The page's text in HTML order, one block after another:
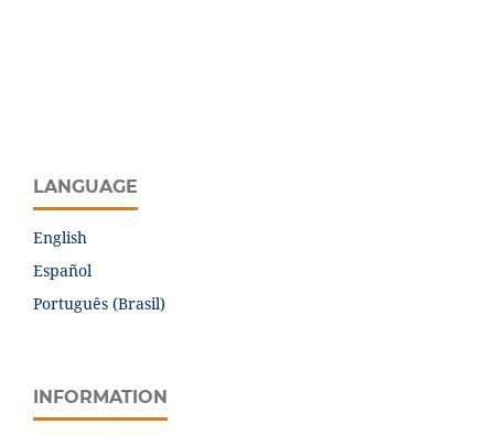
LANGUAGE
English
Español
Português (Brasil)
INFORMATION